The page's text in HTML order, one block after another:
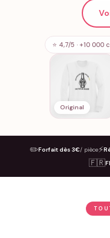
⭐ 4,7/5 · +10 000
Original
✏️Forfait dès 3€/ pièce⚡
🇫🇷